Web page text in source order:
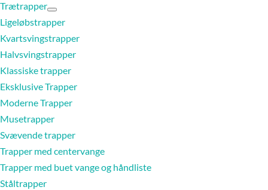
Trætrapper
Ligeløbstrapper
Kvartsvingstrapper
Halvsvingstrapper
Klassiske trapper
Eksklusive Trapper
Moderne Trapper
Musetrapper
Svævende trapper
Trapper med centervange
Trapper med buet vange og håndliste
Ståltrapper